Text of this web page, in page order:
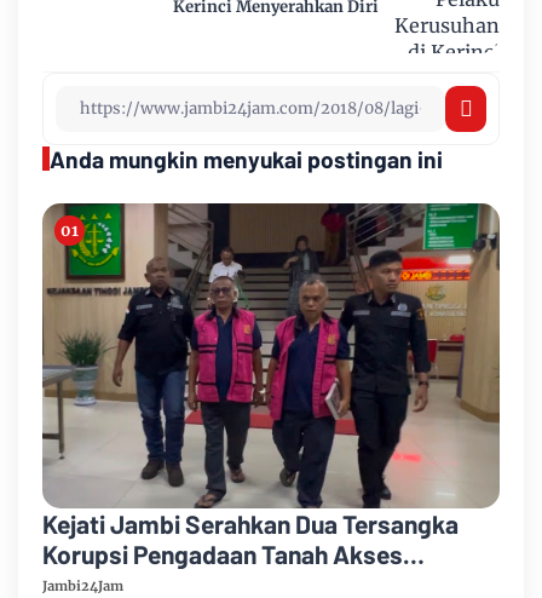
Kerinci Menyerahkan Diri
Anda mungkin menyukai postingan ini
Kejati Jambi Serahkan Dua Tersangka
Korupsi Pengadaan Tanah Akses
Pelabuhan Ujung Jabung Ke Penuntut
Jambi24Jam